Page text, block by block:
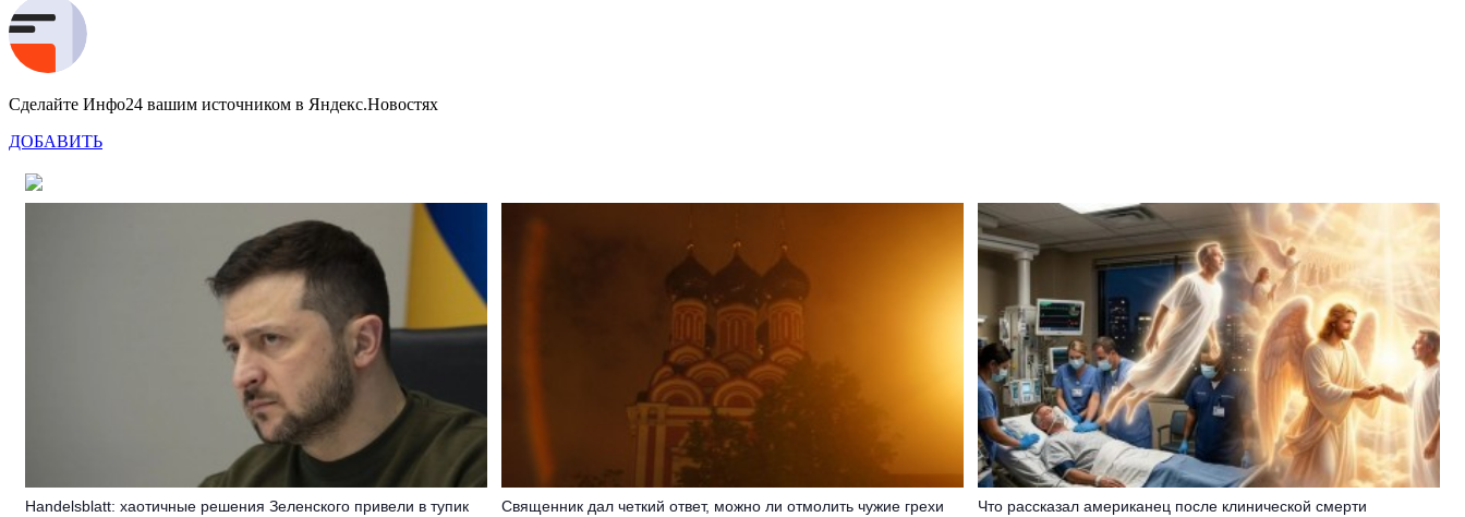
Сделайте Инфо24 вашим источником в Яндекс.Новостях
ДОБАВИТЬ
Handelsblatt: хаотичные решения Зеленского привели в тупик Священник дал четкий ответ, можно ли отмолить чужие грехи Что рассказал американец после клинической смерти